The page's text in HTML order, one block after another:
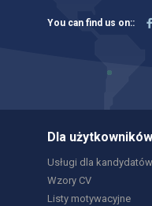
You can find us on::
Dla użytkowników
Usługi dla kandydatów
Wzory CV
Listy motywacyjne